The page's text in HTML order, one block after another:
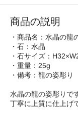
商品の説明
・商品名：水晶の龍
・石：水晶
・石サイズ：
・重量：25g
・備考：龍の姿彫り
水晶の龍の姿彫りで
丁寧に上質に仕上げ